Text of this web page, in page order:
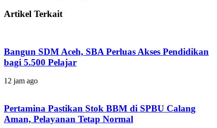
Artikel Terkait
Bangun SDM Aceh, SBA Perluas Akses Pendidikan
bagi 5.500 Pelajar
12 jam ago
Pertamina Pastikan Stok BBM di SPBU Calang
Aman, Pelayanan Tetap Normal